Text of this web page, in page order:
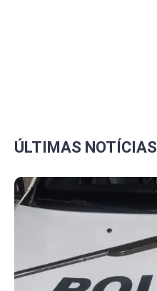
ÚLTIMAS NOTÍCIAS